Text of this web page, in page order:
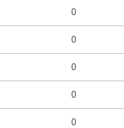
0
0
0
0
0